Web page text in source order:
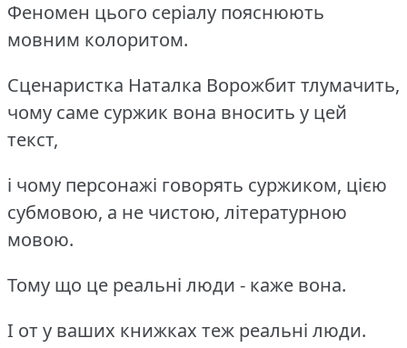
Феномен цього серіалу пояснюють
мовним колоритом.
Сценаристка Наталка Ворожбит тлумачить,
чому саме суржик вона вносить у цей
текст,
і чому персонажі говорять суржиком, цією
субмовою, а не чистою, літературною
мовою.
Тому що це реальні люди - каже вона.
І от у ваших книжках теж реальні люди.